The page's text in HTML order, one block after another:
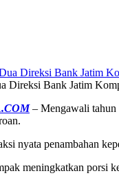
Direksi Bank Jatim
– Mengawali tahun
nyata penambahan
meningkatkan porsi